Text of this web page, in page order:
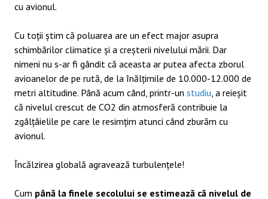
cu avionul.
Cu toții știm că poluarea are un efect major asupra
schimbărilor climatice și a creșterii nivelului mării. Dar
nimeni nu s-ar fi gândit că aceasta ar putea afecta zborul
avioanelor de pe rută, de la înălțimile de 10.000-12.000 de
metri altitudine. Până acum când, printr-un studiu, a reieșit
că nivelul crescut de CO2 din atmosferă contribuie la
zgâlțâielile pe care le resimțim atunci când zburăm cu
avionul.
Încălzirea globală agravează turbulențele!
Cum până la finele secolului se estimează că nivelul de